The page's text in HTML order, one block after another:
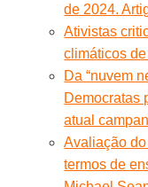
de 2024.
Ativistas
climáticos
Da “nuvem
Democratas
atual
Avaliação
termos de